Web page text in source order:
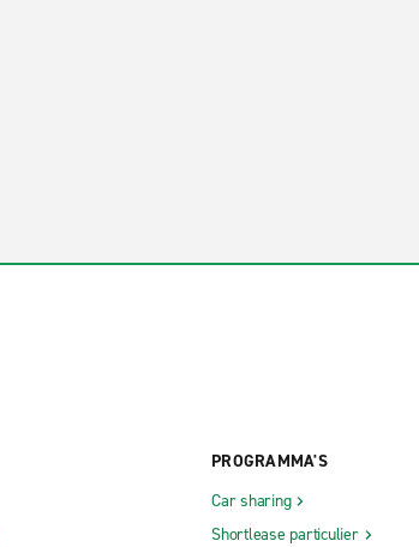
PROGRAMMA'S
Car sharing
Shortlease particulier